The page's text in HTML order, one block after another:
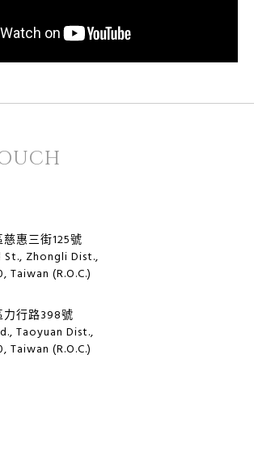
惠三街125號
St., Zhongli Dist.,
Taiwan (R.O.C.)
行路398號
Taoyuan Dist.,
Taiwan (R.O.C.)